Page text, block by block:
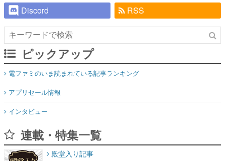
Discord
RSS
ピックアップ
電ファミのいま読まれている記事ランキング
アプリセール情報
インタビュー
連載・特集一覧
殿堂入り記事